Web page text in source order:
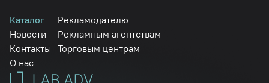
Каталог
Новости
Контакты
О нас
Рекламодателю
Рекламным агентствам
Торговым центрам